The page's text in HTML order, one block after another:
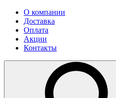
О компании
Доставка
Оплата
Акции
Контакты